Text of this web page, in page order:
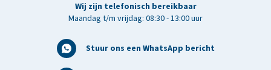
Wij zijn telefonisch bereikbaar
Maandag t/m vrijdag: 08:30 - 13:00 uur
Stuur ons een WhatsApp bericht